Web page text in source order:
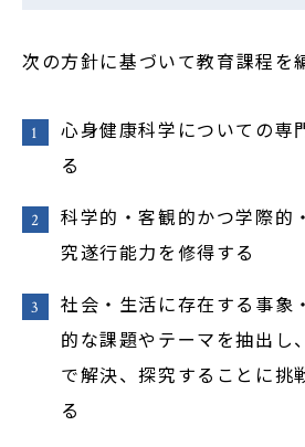
次の方針に基づいて教育課程を
心身健康科学についての専
る
科学的・客観的かつ学際的
究遂行能力を修得する
社会・生活に存在する事象
的な課題やテーマを抽出し
で解決、探究することに挑
る